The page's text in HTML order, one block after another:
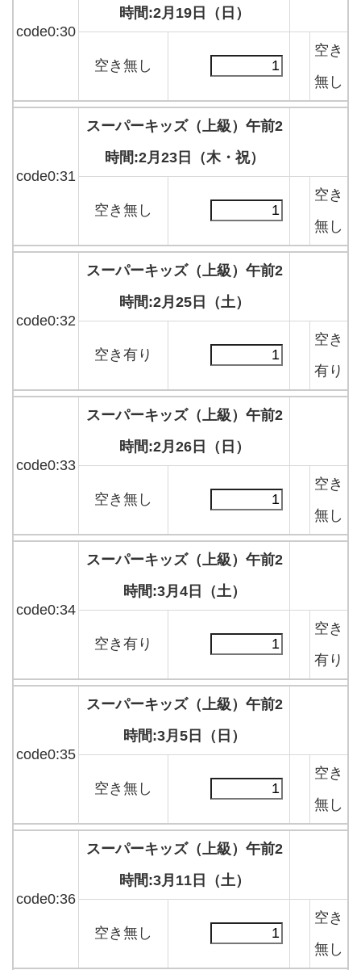
code0:30
時間:2月19日（日）
空き無し
空き
無し
code0:31
スーパーキッズ（上級）午前2
時間:2月23日（木・祝）
空き無し
空き
無し
code0:32
スーパーキッズ（上級）午前2
時間:2月25日（土）
空き有り
空き
有り
code0:33
スーパーキッズ（上級）午前2
時間:2月26日（日）
空き無し
空き
無し
code0:34
スーパーキッズ（上級）午前2
時間:3月4日（土）
空き有り
空き
有り
code0:35
スーパーキッズ（上級）午前2
時間:3月5日（日）
空き無し
空き
無し
code0:36
スーパーキッズ（上級）午前2
時間:3月11日（土）
空き無し
空き
無し